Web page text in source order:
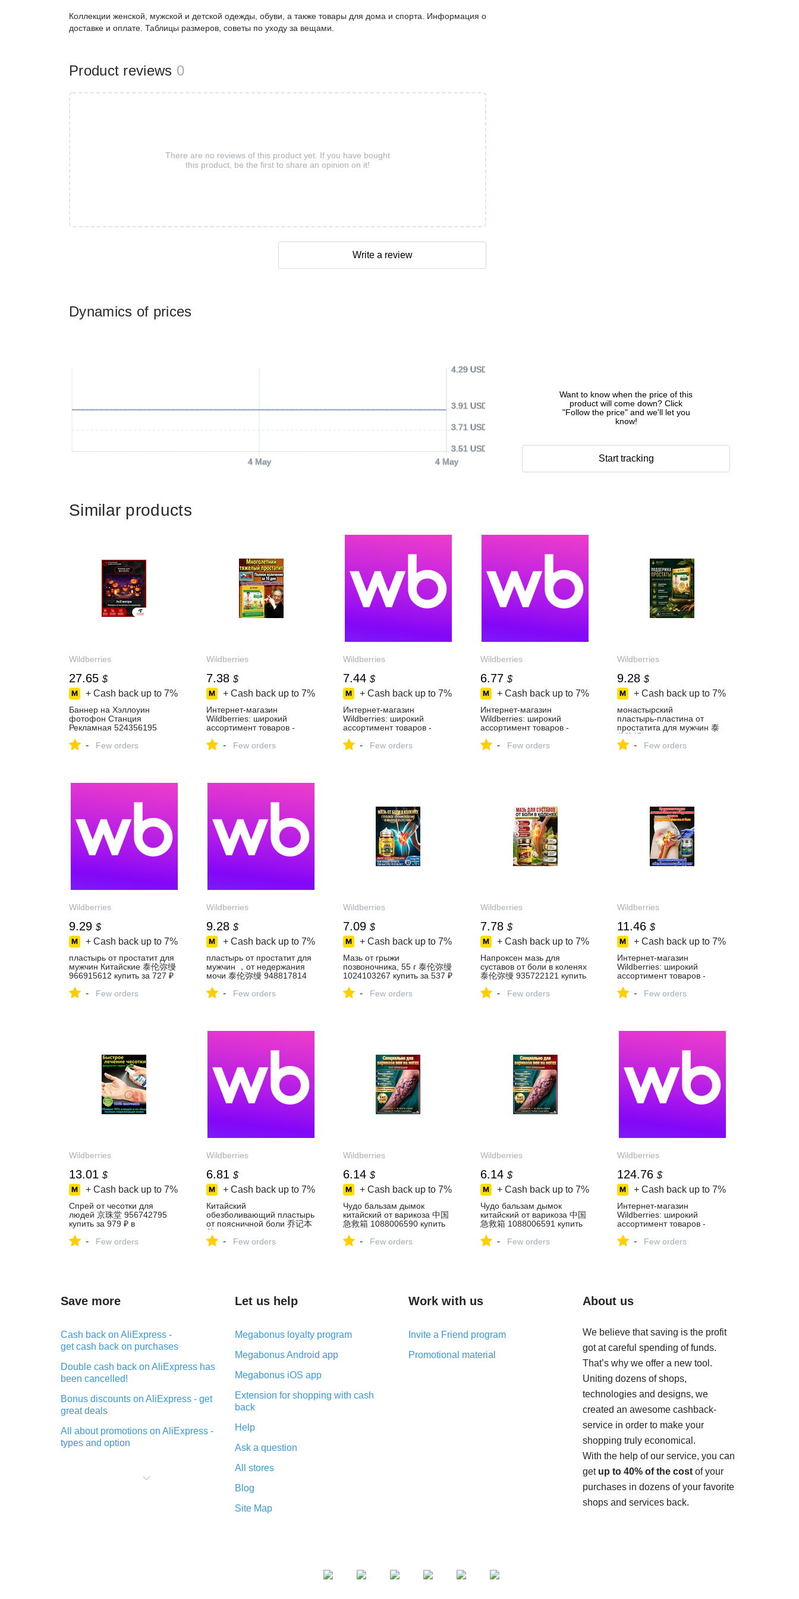
Dynamics of prices
4 May 4 May
3.51 USD
3.71 USD
3.91 USD
4.29 USD
Want to know when the price of this
product will come down? Click
"Follow the price" and we'll let you
know!
Start tracking
Коллекции женской, мужской и детской одежды, обуви, а также товары для дома и спорта. Информация о
доставке и оплате. Таблицы размеров, советы по уходу за вещами.
Product reviews 0
There are no reviews of this product yet. If you have bought
this product, be the first to share an opinion on it!
Write a review
Similar products
Wildberries
27.65 $
+ Cash back up to 7%
Баннер на Хэллоуин
фотофон Станция
Рекламная 524356195
интернет‑магазине
- Few orders
Wildberries
7.38 $
+ Cash back up to 7%
Интернет‑магазин
Wildberries: широкий
ассортимент товаров -
- Few orders
Wildberries
7.44 $
+ Cash back up to 7%
Интернет‑магазин
Wildberries: широкий
ассортимент товаров -
- Few orders
Wildberries
6.77 $
+ Cash back up to 7%
Интернет‑магазин
Wildberries: широкий
ассортимент товаров -
- Few orders
Wildberries
9.28 $
+ Cash back up to 7%
монастырский
пластырь‑пластина от
простатита для мужчин 泰
伦弥缦 966435879 купить за
726 ₽ в интернет‑магазине
- Few orders
Wildberries
9.29 $
+ Cash back up to 7%
пластырь от простатит для
мужчин Китайские 泰伦弥缦
966915612 купить за 727 ₽
Wildberries
- Few orders
Wildberries
9.28 $
+ Cash back up to 7%
пластырь от простатит для
мужчин ，от недержания
мочи 泰伦弥缦 948817814
интернет‑магазине
- Few orders
Wildberries
7.09 $
+ Cash back up to 7%
Мазь от грыжи
позвоночника, 55 г 泰伦弥缦
1024103267 купить за 537 ₽
Wildberries
- Few orders
Wildberries
7.78 $
+ Cash back up to 7%
Напроксен мазь для
суставов от боли в коленях
泰伦弥缦 935722121 купить
интернет‑магазине
- Few orders
Wildberries
11.46 $
+ Cash back up to 7%
Интернет‑магазин
Wildberries: широкий
ассортимент товаров -
- Few orders
Wildberries
13.01 $
+ Cash back up to 7%
Спрей от чесотки для
людей 京珠堂 956742795
купить за 979 ₽ в
Wildberries
- Few orders
Wildberries
6.81 $
+ Cash back up to 7%
Китайский
обезболивающий пластырь
от поясничной боли 乔记本
草 785892881 купить за 531
₽ в интернет‑магазине
- Few orders
Wildberries
6.14 $
+ Cash back up to 7%
Чудо бальзам дымок
китайский от варикоза 中国
急救箱 1088006590 купить
интернет‑магазине
- Few orders
Wildberries
6.14 $
+ Cash back up to 7%
Чудо бальзам дымок
китайский от варикоза 中国
急救箱 1088006591 купить
интернет‑магазине
- Few orders
Wildberries
124.76 $
+ Cash back up to 7%
Интернет‑магазин
Wildberries: широкий
ассортимент товаров -
- Few orders
Save more
Cash back on AliExpress -
get cash back on purchases
Double cash back on AliExpress has
been cancelled!
Bonus discounts on AliExpress - get
great deals
All about promotions on AliExpress -
types and option
purchases on AliExpress - short and
Let us help
Megabonus loyalty program
Megabonus Android app
Megabonus iOS app
Extension for shopping with cash
back
Help
Ask a question
All stores
Blog
Site Map
Work with us
Invite a Friend program
Promotional material
About us
We believe that saving is the profit
got at careful spending of funds.
That’s why we offer a new tool.
Uniting dozens of shops,
technologies and designs, we
created an awesome cashback-
service in order to make your
shopping truly economical.
With the help of our service, you can
get up to 40% of the costof your
purchases in dozens of your favorite
shops and services back.